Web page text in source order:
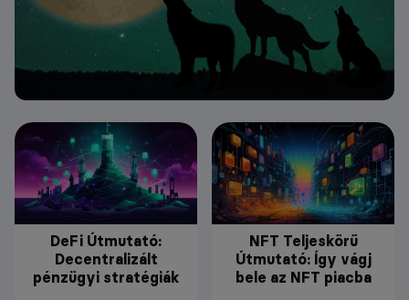
DeFi Útmutató:
Decentralizált
pénzügyi stratégiák
NFT Teljeskörű
Útmutató: Így vágj
bele az NFT piacba